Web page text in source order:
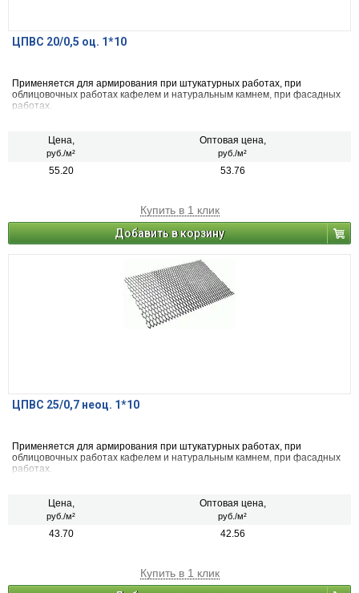
ЦПВС 20/0,5 оц. 1*10
Применяется для армирования при штукатурных работах, при
облицовочных работах кафелем и натуральным камнем, при фасадных
работах.
Цена,
руб./м²
Оптовая цена,
руб./м²
55.20 53.76
Купить в 1 клик
Добавить в корзину
ЦПВС 25/0,7 неоц. 1*10
Применяется для армирования при штукатурных работах, при
облицовочных работах кафелем и натуральным камнем, при фасадных
работах.
Цена,
руб./м²
Оптовая цена,
руб./м²
43.70 42.56
Купить в 1 клик